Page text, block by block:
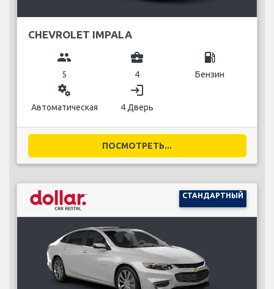
CHEVROLET IMPALA
group
5
business_center
4
local_gas_station
Бензин
miscellaneous_services
Автоматическая
login
4 Дверь
ПОСМОТРЕТЬ...
СТАНДАРТНЫЙ